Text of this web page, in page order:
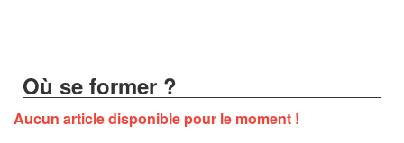
Où se former ?
Aucun article disponible pour le moment !